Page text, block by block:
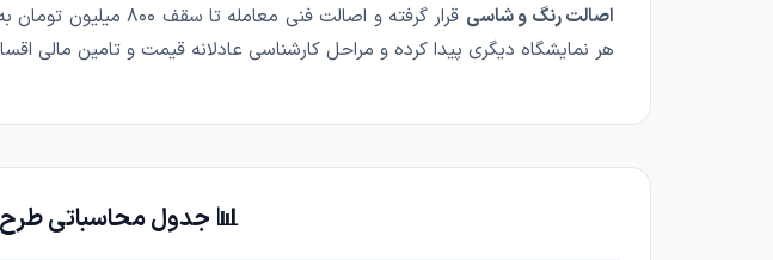
اصالت رنگ و شاسی
قرار گرفته و اصالت
هر نمایشگاه دیگری پیدا کرده و مراحل کارشناسی عادلانه قیمت و تامین مالی
📊 جدول محاسباتی